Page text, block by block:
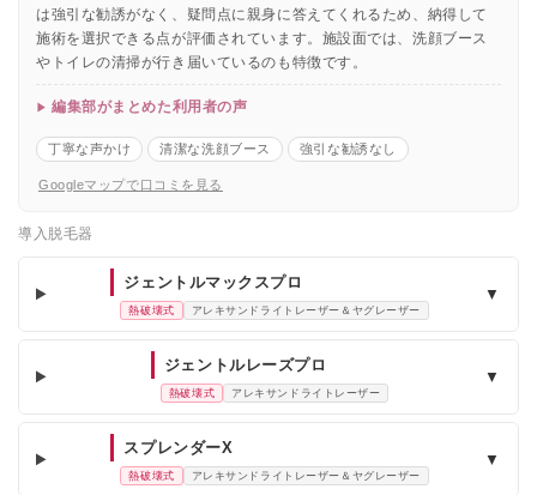
は強引な勧誘がなく、疑問点に親身に答えてくれるため、納得して
施術を選択できる点が評価されています。施設面では、洗顔ブース
やトイレの清掃が行き届いているのも特徴です。
編集部がまとめた利用者の声
丁寧な声かけ 清潔な洗顔ブース 強引な勧誘なし
Googleマップで口コミを見る
導入脱毛器
ジェントルマックスプロ
熱破壊式 アレキサンドライトレーザー＆ヤグレーザー
▼
ジェントルレーズプロ
熱破壊式 アレキサンドライトレーザー
▼
スプレンダーX
熱破壊式 アレキサンドライトレーザー＆ヤグレーザー
▼